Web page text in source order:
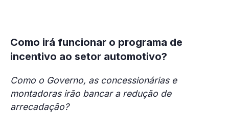
Como irá funcionar o programa de
incentivo ao setor automotivo?
Como o Governo, as concessionárias e
montadoras irão bancar a redução de
arrecadação?